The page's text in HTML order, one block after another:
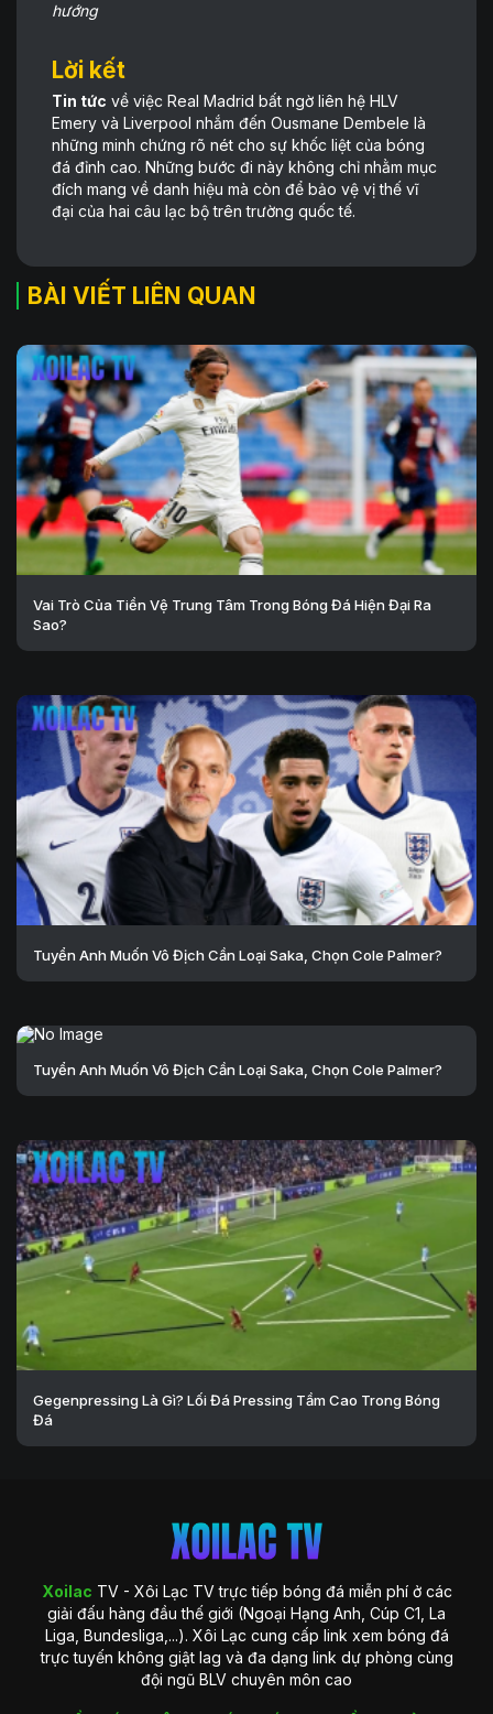
hướng
Lời kết
Tin tức về việc Real Madrid bất ngờ liên hệ HLV
Emery và Liverpool nhắm đến Ousmane Dembele là
những minh chứng rõ nét cho sự khốc liệt của bóng
đá đỉnh cao. Những bước đi này không chỉ nhằm mục
đích mang về danh hiệu mà còn để bảo vệ vị thế vĩ
đại của hai câu lạc bộ trên trường quốc tế.
BÀI VIẾT LIÊN QUAN
Vai Trò Của Tiền Vệ Trung Tâm Trong Bóng Đá Hiện Đại Ra
Sao?
Tuyển Anh Muốn Vô Địch Cần Loại Saka, Chọn Cole Palmer?
Tuyển Anh Muốn Vô Địch Cần Loại Saka, Chọn Cole Palmer?
Gegenpressing Là Gì? Lối Đá Pressing Tầm Cao Trong Bóng
Đá
Xoilac TV - Xôi Lạc TV trực tiếp bóng đá miễn phí ở các
giải đấu hàng đầu thế giới (Ngoại Hạng Anh, Cúp C1, La
Liga, Bundesliga,...). Xôi Lạc cung cấp link xem bóng đá
trực tuyến không giật lag và đa dạng link dự phòng cùng
đội ngũ BLV chuyên môn cao